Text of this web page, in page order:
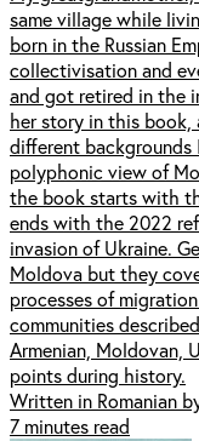
same village while
born in the Russian
collectivisation and
and got retired in the
her story in this
different
polyphonic view of
the book starts with
ends with the 2022
invasion of Ukraine.
Moldova but they
processes of
communities
Armenian, Moldovan,
points during history.
Written in Romanian
7 minutes read